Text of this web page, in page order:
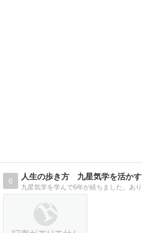
6
人生の歩き方 九星気学を活かす